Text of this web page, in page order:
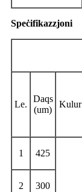
Speċifikazzjoni
Le.
Daqs
(um)
Kulur
1 425
2 300